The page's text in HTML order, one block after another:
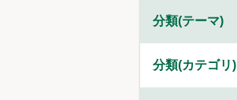
分類(テーマ)
分類(カテゴリ)